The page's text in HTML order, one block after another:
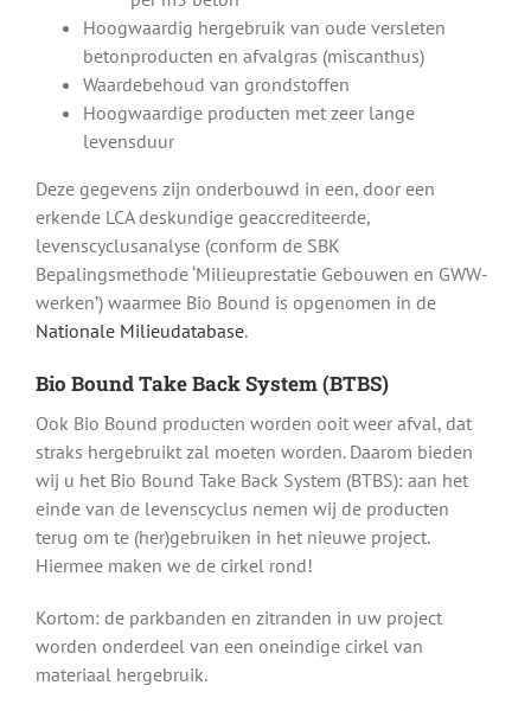
Hoogwaardig hergebruik van oude versleten
betonproducten en afvalgras (miscanthus)
Waardebehoud van grondstoffen
Hoogwaardige producten met zeer lange
levensduur
Deze gegevens zijn onderbouwd in een, door een
erkende LCA deskundige geaccrediteerde,
levenscyclusanalyse (conform de SBK
Bepalingsmethode ‘Milieuprestatie Gebouwen en GWW-
werken’) waarmee Bio Bound is opgenomen in de
Nationale Milieudatabase.
Bio Bound Take Back System (BTBS)
Ook Bio Bound producten worden ooit weer afval, dat
straks hergebruikt zal moeten worden. Daarom bieden
wij u het Bio Bound Take Back System (BTBS): aan het
einde van de levenscyclus nemen wij de producten
terug om te (her)gebruiken in het nieuwe project.
Hiermee maken we de cirkel rond!
Kortom: de parkbanden en zitranden in uw project
worden onderdeel van een oneindige cirkel van
materiaal hergebruik.